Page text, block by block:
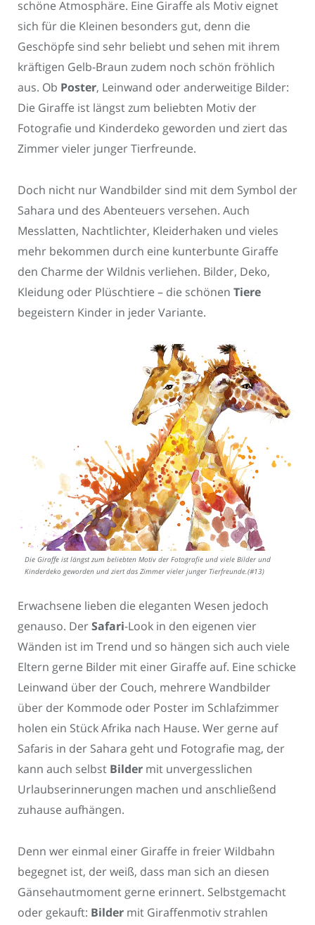
schöne Atmosphäre. Eine Giraffe als Motiv eignet
sich für die Kleinen besonders gut, denn die
Geschöpfe sind sehr beliebt und sehen mit ihrem
kräftigen Gelb-Braun zudem noch schön fröhlich
aus. Ob Poster, Leinwand oder anderweitige Bilder:
Die Giraffe ist längst zum beliebten Motiv der
Fotografie und Kinderdeko geworden und ziert das
Zimmer vieler junger Tierfreunde.
Doch nicht nur Wandbilder sind mit dem Symbol der
Sahara und des Abenteuers versehen. Auch
Messlatten, Nachtlichter, Kleiderhaken und vieles
mehr bekommen durch eine kunterbunte Giraffe
den Charme der Wildnis verliehen. Bilder, Deko,
Kleidung oder Plüschtiere – die schönen Tiere
begeistern Kinder in jeder Variante.
Die Giraffe ist längst zum beliebten Motiv der Fotografie und viele Bilder und
Kinderdeko geworden und ziert das Zimmer vieler junger Tierfreunde.(#13)
Erwachsene lieben die eleganten Wesen jedoch
genauso. DerSafari-Look in den eigenen vier
Wänden ist im Trend und so hängen sich auch viele
Eltern gerne Bilder mit einer Giraffe auf. Eine schicke
Leinwand über der Couch, mehrere Wandbilder
über der Kommode oder Poster im Schlafzimmer
holen ein Stück Afrika nach Hause. Wer gerne auf
Safaris in der Sahara geht und Fotografie mag, der
kann auch selbst Bilder mit unvergesslichen
Urlaubserinnerungen machen und anschließend
zuhause aufhängen.
Denn wer einmal einer Giraffe in freier Wildbahn
begegnet ist, der weiß, dass man sich an diesen
Gänsehautmoment gerne erinnert. Selbstgemacht
oder gekauft: Bilder mit Giraffenmotiv strahlen